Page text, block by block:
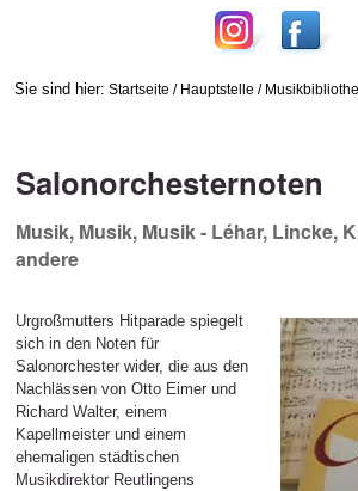
Sie sind hier: Startseite / Hauptstelle /
Salonorchesternoten
Musik, Musik, Musik - Léhar, Lincke,
andere
Urgroßmutters Hitparade spiegelt
sich in den Noten für
Salonorchester wider, die aus den
Nachlässen von Otto Eimer und
Richard Walter, einem
Kapellmeister und einem
ehemaligen städtischen
Musikdirektor Reutlingens